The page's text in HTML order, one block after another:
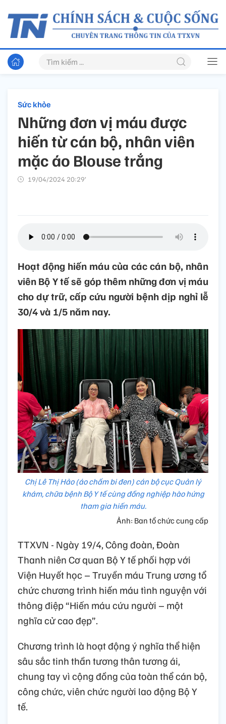
Sức khỏe
Những đơn vị máu được
hiến từ cán bộ, nhân viên
mặc áo Blouse trắng
19/04/2024 20:29’
Hoạt động hiến máu của các cán bộ, nhân
viên Bộ Y tế sẽ góp thêm những đơn vị máu
cho dự trữ, cấp cứu người bệnh dịp nghỉ lễ
30/4 và 1/5 năm nay.
Chị Lê Thị Hảo (áo chấm bi đen) cán bộ cục Quản lý
khám, chữa bệnh Bộ Y tế cùng đồng nghiệp hào hứng
tham gia hiến máu.
Ảnh: Ban tổ chức cung cấp
TTXVN - Ngày 19/4, Công đoàn, Đoàn
Thanh niên Cơ quan Bộ Y tế phối hợp với
Viện Huyết học – Truyền máu Trung ương tổ
chức chương trình hiến máu tình nguyện với
thông điệp “Hiến máu cứu người – một
nghĩa cử cao đẹp”.
Chương trình là hoạt động ý nghĩa thể hiện
sâu sắc tinh thần tương thân tương ái,
chung tay vì cộng đồng của toàn thể cán bộ,
công chức, viên chức người lao động Bộ Y
tế.